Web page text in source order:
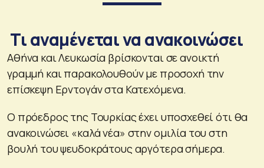
Τι αναμένεται να ανακοινώσει
Αθήνα και Λευκωσία βρίσκονται σε ανοικτή
γραμμή και παρακολουθούν με προσοχή την
επίσκεψη Ερντογάν στα Κατεχόμενα.
Ο πρόεδρος της Τουρκίας έχει υποσχεθεί ότι θα
ανακοινώσει «καλά νέα» στην ομιλία του στη
βουλή του ψευδοκράτους αργότερα σήμερα.